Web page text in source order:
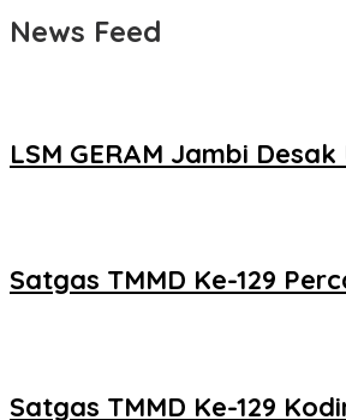
News Feed
LSM GERAM Jambi
Satgas TMMD Ke-129
Satgas TMMD Ke-129